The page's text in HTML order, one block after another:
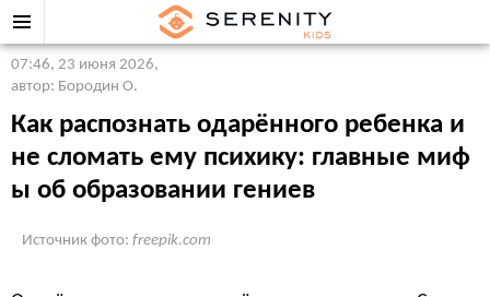
07:46, 23 июня 2026,
автор: Бородин О.
Как распознать одарённого ребенка и
не сломать ему психику: главные миф
ы об образовании гениев
Источник фото: freepik.com